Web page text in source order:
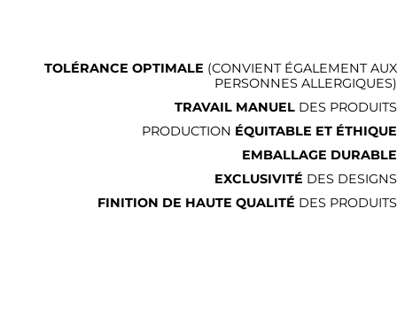
TOLÉRANCE OPTIMALE (CONVIENT ÉGALEMENT AUX
PERSONNES ALLERGIQUES)
TRAVAIL MANUEL DES PRODUITS
PRODUCTION ÉQUITABLE ET ÉTHIQUE
EMBALLAGE DURABLE
EXCLUSIVITÉ DES DESIGNS
FINITION DE HAUTE QUALITÉ DES PRODUITS